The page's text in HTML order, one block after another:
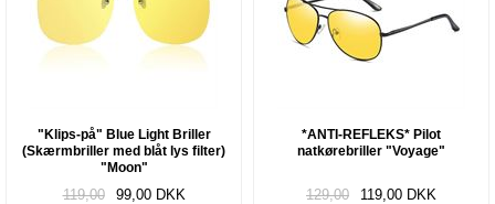
"Klips-på" Blue Light Briller
(Skærmbriller med blåt lys filter)
"Moon"
119,00 99,00 DKK
*ANTI-REFLEKS* Pilot
natkørebriller "Voyage"
129,00 119,00 DKK